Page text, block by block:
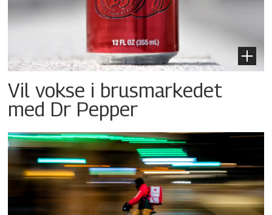
Vil vokse i brusmarkedet
med Dr Pepper